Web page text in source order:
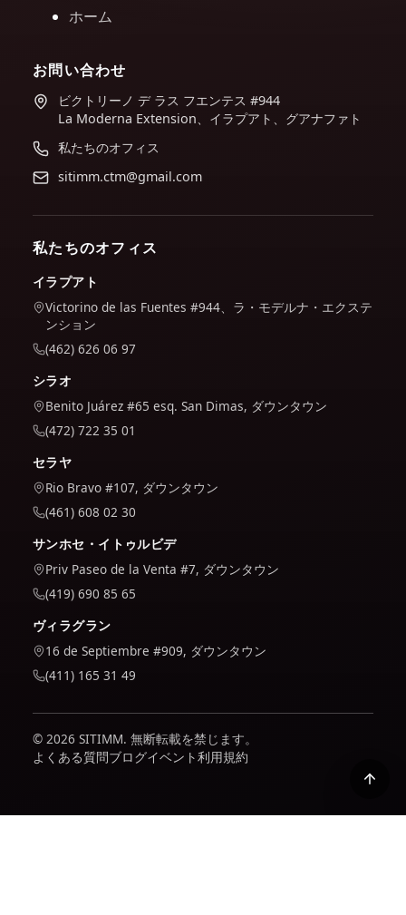
ホーム
お問い合わせ
ビクトリーノ デ ラス フエンテス #944
La Moderna Extension、イラプアト、グアナファト
私たちのオフィス
sitimm.ctm@gmail.com
私たちのオフィス
イラプアト
Victorino de las Fuentes #944、ラ・モデルナ・エクステ
ンション
(462) 626 06 97
シラオ
Benito Juárez #65 esq. San Dimas, ダウンタウン
(472) 722 35 01
セラヤ
Rio Bravo #107, ダウンタウン
(461) 608 02 30
サンホセ・イトゥルビデ
Priv Paseo de la Venta #7, ダウンタウン
(419) 690 85 65
ヴィラグラン
16 de Septiembre #909, ダウンタウン
(411) 165 31 49
© 2026 SITIMM. 無断転載を禁じます。
よくある質問ブログイベント利用規約